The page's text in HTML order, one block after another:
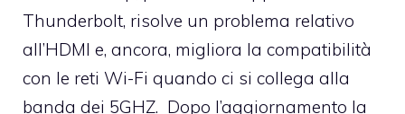
Thunderbolt, risolve un problema relativo
all’HDMI e, ancora, migliora la compatibilità
con le reti Wi-Fi quando ci si collega alla
banda dei 5GHZ. Dopo l’aggiornamento la